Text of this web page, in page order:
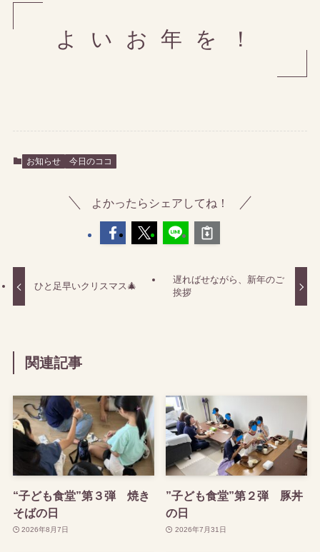
よいお年を！
お知らせ 今日のココ
よかったらシェアしてね！
ひと足早いクリスマス🎄
遅ればせながら、新年のご
挨拶
関連記事
“子ども食堂”第３弾 焼き
そばの日
2026年8月7日
”子ども食堂”第２弾 豚丼
の日
2026年7月31日